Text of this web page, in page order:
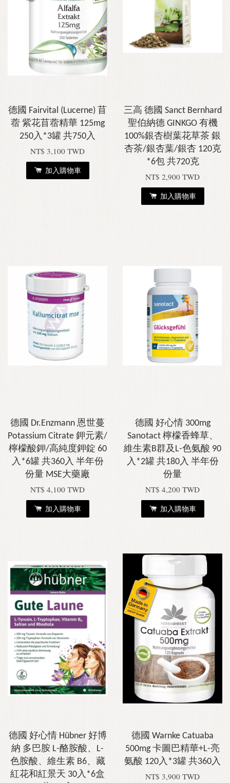
德國 Fairvital (Lucerne) 苜
蓿 紫花苜蓿精華 125mg
250入*3罐 共750入
NT$ 3,100 TWD
加入購物車
三高 德國 Sanct Bernhard
聖伯納德 GINKGO 有機
100%銀杏樹葉花草茶 銀
杏茶/銀杏葉/銀杏 120克
*6包 共720克
NT$ 2,900 TWD
加入購物車
德國 Dr.Enzmann 恩世蔓
Potassium Citrate 鉀元素/
檸檬酸鉀/高純度鉀錠 60
入*6罐 共360入 半年份
份量 MSE大藥廠
NT$ 4,100 TWD
加入購物車
德國 好心情 300mg
Sanotact 檸檬香蜂草、
維生素B群及L-色氨酸 90
入*2罐 共180入 半年份
份量
NT$ 4,200 TWD
加入購物車
德國 好心情 Hübner 好博
納 多巴胺 L-酪胺酸、L-
色胺酸、維生素 B6、藏
紅花和紅景天 30入*6盒
德國 Warnke Catuaba
500mg 卡圖巴精華+L-亮
氨酸 120入*3罐 共360入
NT$ 3,900 TWD